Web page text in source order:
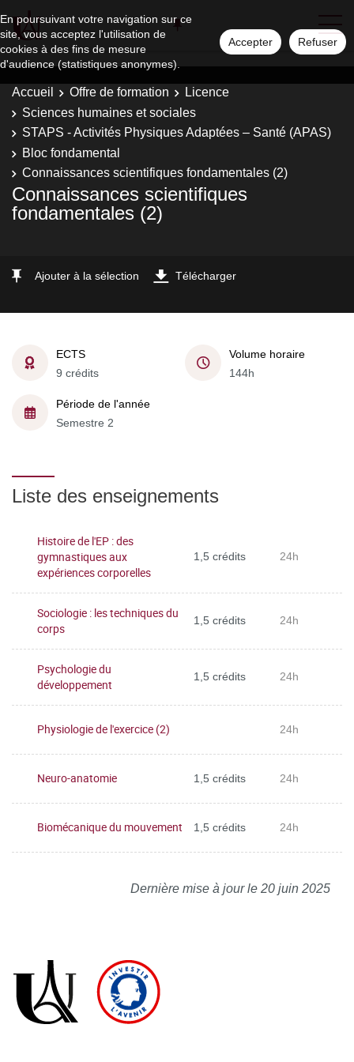
En poursuivant votre navigation sur ce
site, vous acceptez l'utilisation de
cookies à des fins de mesure
d'audience (statistiques anonymes).
Accepter Refuser
Accueil Offre de formation
Licence
Sciences humaines et sociales
STAPS - Activités Physiques Adaptées – Santé (APAS)
Bloc fondamental
Connaissances scientifiques fondamentales (2)
Connaissances scientifiques
fondamentales (2)
Ajouter à la sélection Télécharger
ECTS
9 crédits
Volume horaire
144h
Période de l'année
Semestre 2
Liste des enseignements
Histoire de l'EP : des
gymnastiques aux
expériences corporelles
1,5 crédits 24h
Sociologie : les techniques du
corps
1,5 crédits 24h
Psychologie du
développement
1,5 crédits 24h
Physiologie de l'exercice (2) 24h
Neuro-anatomie 1,5 crédits 24h
Biomécanique du mouvement 1,5 crédits 24h
Dernière mise à jour le 20 juin 2025